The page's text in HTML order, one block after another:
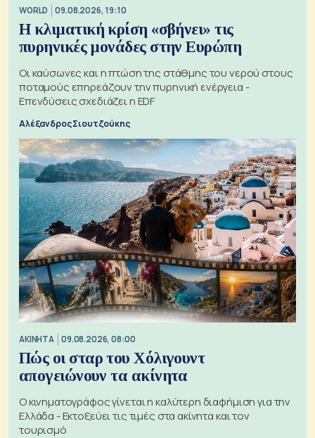
WORLD 09.08.2026, 19:10
Η κλιματική κρίση «σβήνει» τις
πυρηνικές μονάδες στην Ευρώπη
Οι καύσωνες και η πτώση της στάθμης του νερού στους
ποταμούς επηρεάζουν την πυρηνική ενέργεια -
Επενδύσεις σχεδιάζει η EDF
Αλέξανδρος Σιουτζούκης
ΑΚΙΝΗΤΑ 09.08.2026, 08:00
Πώς οι σταρ του Χόλιγουντ
απογειώνουν τα ακίνητα
Ο κινηματογράφος γίνεται η καλύτερη διαφήμιση για την
Ελλάδα - Εκτοξεύει τις τιμές στα ακίνητα και τον
τουρισμό